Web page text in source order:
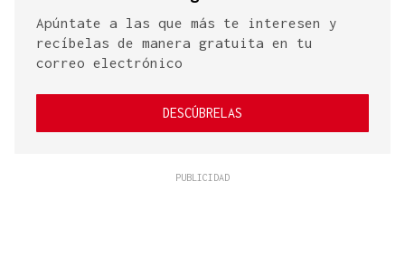
Apúntate a las que más te interesen y
recíbelas de manera gratuita en tu
correo electrónico
DESCÚBRELAS